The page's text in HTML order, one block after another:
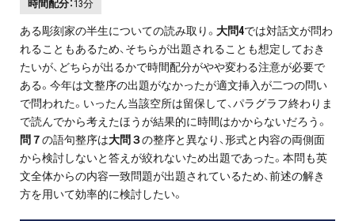
時間配分：13分
ある彫刻家の半生についての読み取り。 大問4では対話文が問わ
れることもあるため、そちらが出題されることも想定しておき
たいが、どちらが出るかで時間配分がやや変わる注意が必要で
ある。今年は文整序の出題がなかったが適文挿入が二つの問い
で問われた。いったん当該空所は留保して、パラグラフ終わりま
で読んでから考えたほうが結果的に時間はかからないだろう。
問７の語句整序は大問３の整序と異なり、形式と内容の両側面
から検討しないと答えが絞れないため出題であった。本問も英
文全体からの内容一致問題が出題されているため、前述の解き
方を用いて効率的に検討したい。